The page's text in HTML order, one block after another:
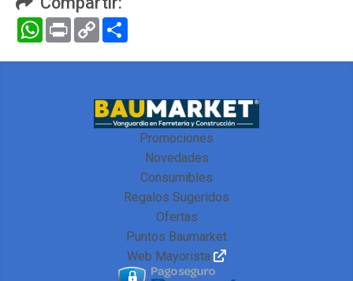
WhatsApp
Print Copy
Link
Promociones
Novedades
Consumibles
Regalos Sugeridos
Ofertas
Puntos Baumarket
Web Mayorista